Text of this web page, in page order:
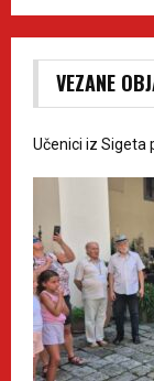
VEZANE
Učenici iz Sigeta